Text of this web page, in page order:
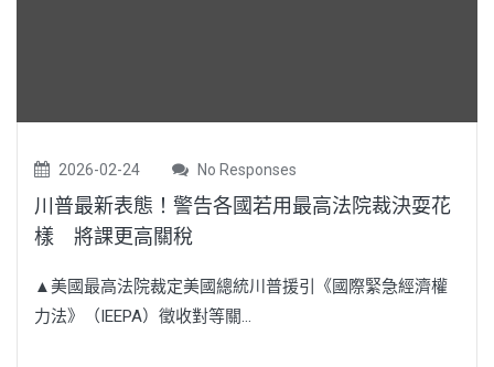
2026-02-24 No Responses
川普最新表態！警告各國若用最高法院裁決耍花
樣 將課更高關稅
▲美國最高法院裁定美國總統川普援引《國際緊急經濟權
力法》（IEEPA）徵收對等關...